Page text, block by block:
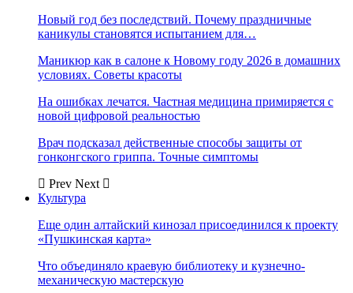
Новый год без последствий. Почему праздничные
каникулы становятся испытанием для…
Маникюр как в салоне к Новому году 2026 в домашних
условиях. Советы красоты
На ошибках лечатся. Частная медицина примиряется с
новой цифровой реальностью
Врач подсказал действенные способы защиты от
гонконгского гриппа. Точные симптомы
Prev Next
Культура
Еще один алтайский кинозал присоединился к проекту
«Пушкинская карта»
Что объединяло краевую библиотеку и кузнечно-
механическую мастерскую